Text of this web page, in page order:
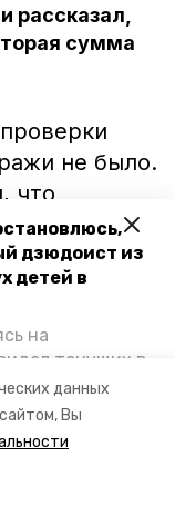
данных
Вы
дзюдоист из
детей в
на
тонущих в
помощь. По
края и
пообщался
рассказал,
сумма
не было.
что
он хотел
с
на
Ему
сроком до
главке